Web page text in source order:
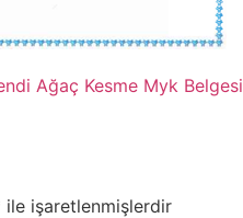
Ağaç Kesme Myk Belgesi
ile işaretlenmişlerdir